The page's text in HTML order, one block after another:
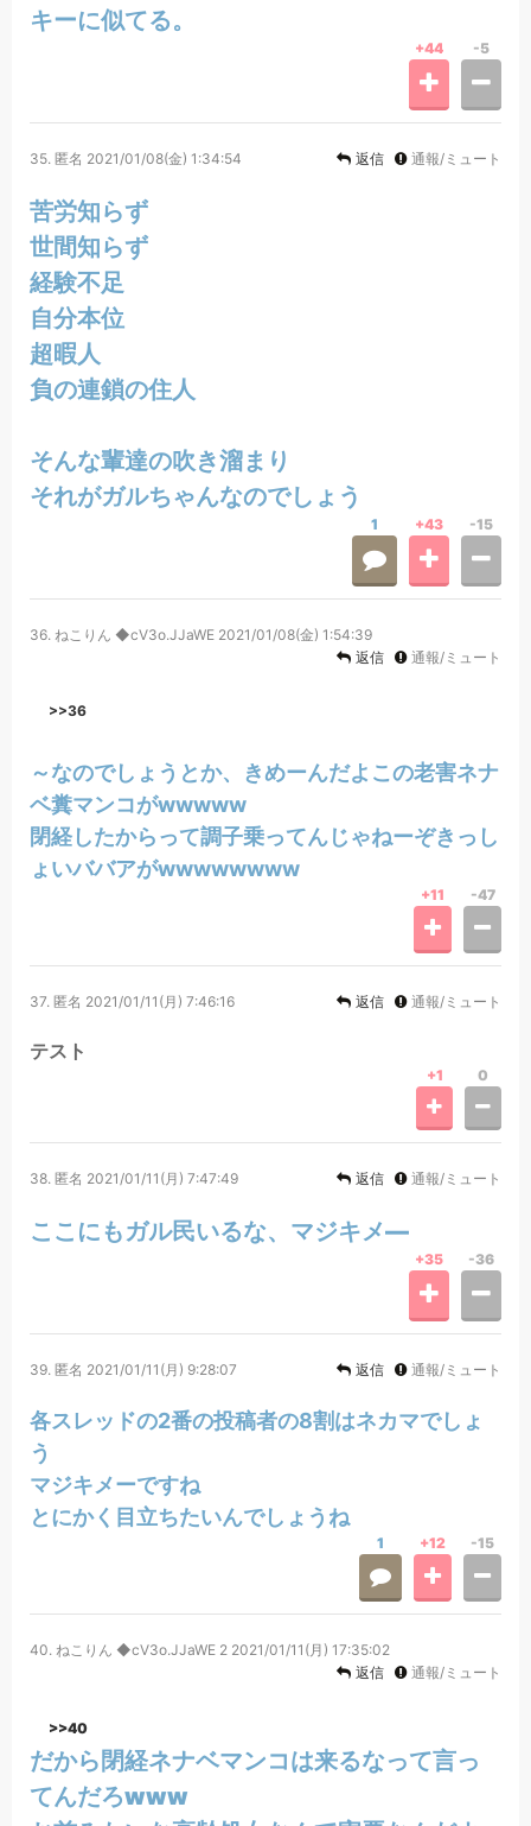
キーに似てる。
+44 -5
35. 匿名 2021/01/08(金) 1:34:54 返信 通報/ミュート
苦労知らず
世間知らず
経験不足
自分本位
超暇人
負の連鎖の住人
そんな輩達の吹き溜まり
それがガルちゃんなのでしょう
1 +43 -15
36. ねこりん ◆cV3o.JJaWE 2021/01/08(金) 1:54:39
返信
通報/ミュート
>>36
～なのでしょうとか、きめーんだよこの老害ネナ
ベ糞マンコがwwwww
閉経したからって調子乗ってんじゃねーぞきっし
ょいババアがwwwwwwww
+11 -47
37. 匿名 2021/01/11(月) 7:46:16 返信 通報/ミュート
テスト
+1 0
38. 匿名 2021/01/11(月) 7:47:49 返信 通報/ミュート
ここにもガル民いるな、マジキメ―
+35 -36
39. 匿名 2021/01/11(月) 9:28:07 返信 通報/ミュート
各スレッドの2番の投稿者の8割はネカマでしょ
う
マジキメーですね
とにかく目立ちたいんでしょうね
1 +12 -15
40. ねこりん ◆cV3o.JJaWE 2 2021/01/11(月) 17:35:02
返信
通報/ミュート
>>40
だから閉経ネナベマンコは来るなって言っ
てんだろwww